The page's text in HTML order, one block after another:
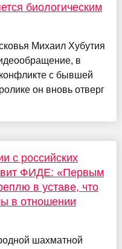
биологическим
Михаил Хубутия
в
с бывшей
он вновь отверг
с российских
ФИДЕ: «Первым
в уставе, что
в отношении
шахматной